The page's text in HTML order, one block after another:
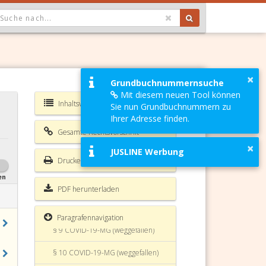
GEWÄHLTER WERT IST ALLE
Inhaltsverzeichnis COVID-19-MG
Gesamte Rechtsvorschrift
Drucken
PDF herunterladen
Paragrafennavigation
§ 4 COVID-19-MG (weggefallen)
§ 4a COVID-19-MG (weggefallen)
§ 5 COVID-19-MG (weggefallen)
§ 6 COVID-19-MG (weggefallen)
§ 7 COVID-19-MG (weggefallen)
§ 7a COVID-19-MG (weggefallen)
§ 8 COVID-19-MG (weggefallen)
§ 9 COVID-19-MG (weggefallen)
§ 10 COVID-19-MG (weggefallen)
×
Grundbuchnummernsuche
Mit diesem neuen Tool können
Sie nun Grundbuchnummern zu
Ihrer Adresse finden.
×
JUSLINE Werbung